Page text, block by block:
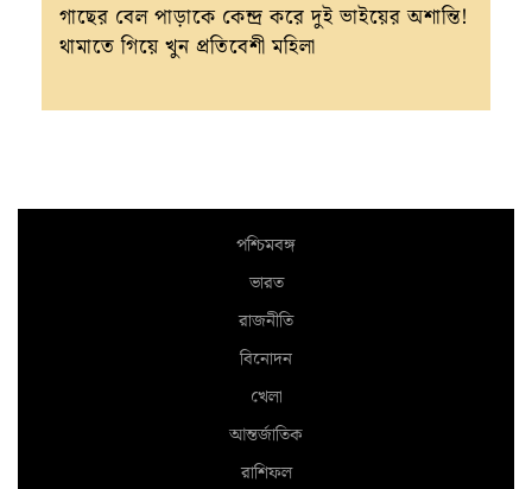
গাছের বেল পাড়াকে কেন্দ্র করে দুই ভাইয়ের অশান্তি!
থামাতে গিয়ে খুন প্রতিবেশী মহিলা
পশ্চিমবঙ্গ
ভারত
রাজনীতি
বিনোদন
খেলা
আন্তর্জাতিক
রাশিফল